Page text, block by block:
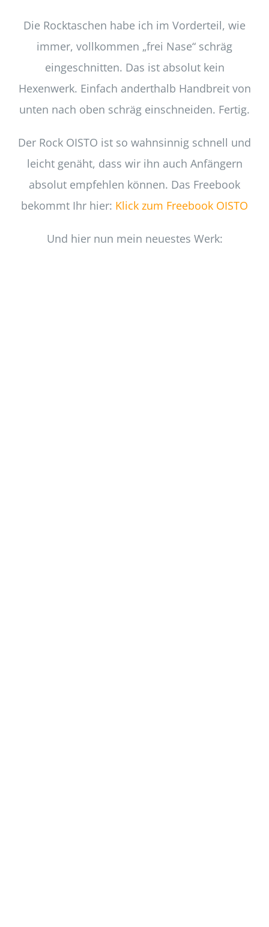
Die Rocktaschen habe ich im Vorderteil, wie
immer, vollkommen „frei Nase“ schräg
eingeschnitten. Das ist absolut kein
Hexenwerk. Einfach anderthalb Handbreit von
unten nach oben schräg einschneiden. Fertig.
Der Rock OISTO ist so wahnsinnig schnell und
leicht genäht, dass wir ihn auch Anfängern
absolut empfehlen können. Das Freebook
bekommt Ihr hier: Klick zum Freebook OISTO
Und hier nun mein neuestes Werk: